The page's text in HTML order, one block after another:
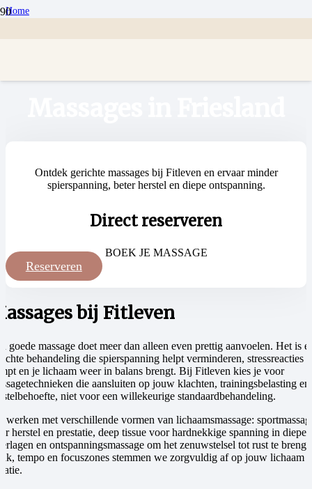
Home
Ontdek gerichte massages bij Fitleven en ervaar minder
spierspanning, beter herstel en diepe ontspanning.
Direct reserveren
BOEK JE MASSAGE
Reserveren
bij Fitleven
goede massage doet meer dan alleen even prettig aanvoelen. Het is
behandeling die spierspanning helpt verminderen, stressreacties
en je lichaam weer in balans brengt. Bij Fitleven kies je voor
die aansluiten op jouw klachten, trainingsbelasting en
niet voor een willekeurige standaardbehandeling.
werken met verschillende vormen van lichaamsmassage:
herstel en prestatie, deep tissue voor hardnekkige spanning in
en ontspanningsmassage om het zenuwstelsel tot rust te
tempo en focuszones stemmen we zorgvuldig af op jouw lichaam